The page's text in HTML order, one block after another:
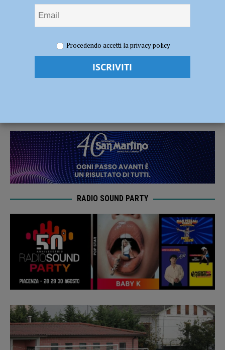
Calcio Dilettanti, tutti i risultati del weekend piacentino
Calcio Dilettanti, tutti i risultati del
RADIO SOUND PARTY
Procedendo accetti la privacy policy